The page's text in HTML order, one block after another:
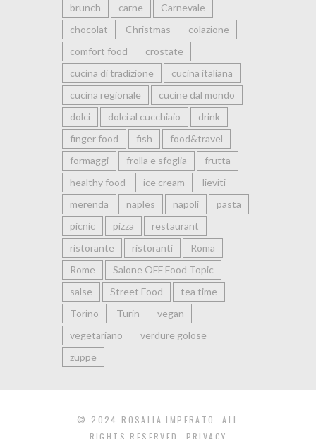
brunch carne
Carnevale
chocolat
Christmas
colazione
comfort food
crostate
cucina di tradizione
cucina italiana
cucina regionale
cucine dal mondo
dolci
dolci al cucchiaio
drink
finger food
fish
food&travel
formaggi
frolla e sfoglia
frutta
healthy food
ice cream
lieviti
merenda
naples napoli
pasta
picnic
pizza
restaurant
ristorante
ristoranti
Roma
Rome
Salone OFF Food Topic
salse
Street Food
tea time
Torino
Turin
vegan
vegetariano
verdure golose
zuppe
© 2024 ROSALIA IMPERATO. ALL
RIGHTS RESERVED. PRIVACY